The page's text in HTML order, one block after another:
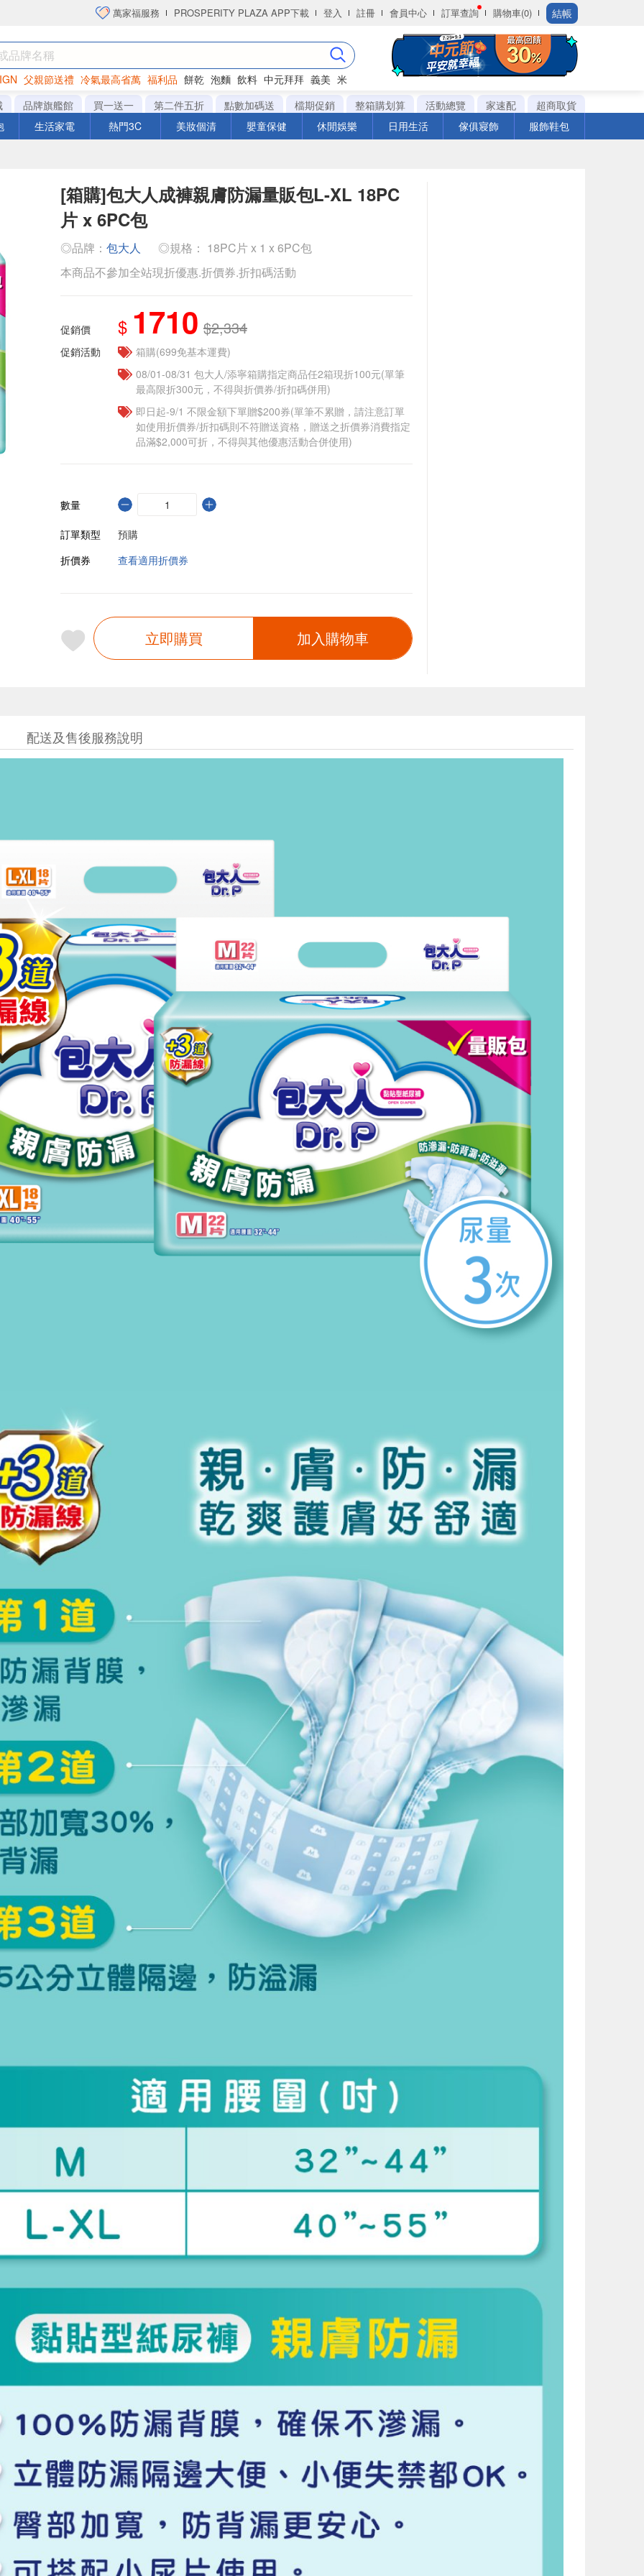
萬家福服務 PROSPERITY PLAZA APP下載 登入 註冊 會員中心 訂單查詢 購物車(0) 結帳
父親節送禮 冷氣最高省萬 福利品 餅乾 泡麵 飲料 中元拜拜 義美 米
洋芋片
品牌旗艦館 買一送一 第二件五折 點數加碼送 檔期促銷 整箱購划算 活動總覽 家速配
超商取貨
生活家電 熱門3C 美妝個清 嬰童保健 休閒娛樂 日用生活 傢俱寢飾 服飾鞋包
[箱購]包大人成褲親膚防漏量販包L-XL 18PC
片 x 6PC包
◎品牌： 包大人
◎規格： 18PC片 x 1 x 6PC包
本商品不參加全站現折優惠.折價券.折扣碼活動
促銷價 $ 1710 $2,334
促銷活動
箱購(699免基本運費)
08/01-08/31 包大人/添寧箱購指定商品任2箱現折100元(單筆
最高限折300元，不得與折價券/折扣碼併用)
即日起-9/1 不限金額下單贈$200券(單筆不累贈，請注意訂單
如使用折價券/折扣碼則不符贈送資格，贈送之折價券消費指定
品滿$2,000可折，不得與其他優惠活動合併使用)
數量
訂單類型
預購
折價券
查看適用折價券
立即購買 加入購物車
配送及售後服務說明